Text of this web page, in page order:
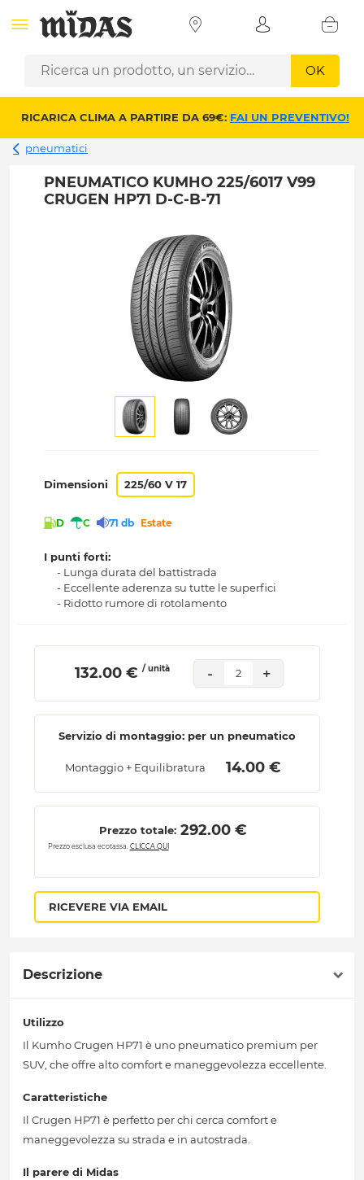
OK
RICARICA CLIMA A PARTIRE DA 69€: FAI UN PREVENTIVO!
pneumatici
PNEUMATICO KUMHO 225/6017 V99
CRUGEN HP71 D-C-B-71
Dimensioni 225/60 V 17
D C 71 db Estate
I punti forti:
- Lunga durata del battistrada
- Eccellente aderenza su tutte le superfici
- Ridotto rumore di rotolamento
132.00 € / unità - 2 +
Servizio di montaggio: per un pneumatico
Montaggio + Equilibratura 14.00 €
Prezzo totale: 292.00 €
Prezzo esclusa ecotassa. CLICCA QUI
RICEVERE VIA EMAIL
Descrizione
Utilizzo
Il Kumho Crugen HP71 è uno pneumatico premium per
SUV, che offre alto comfort e maneggevolezza eccellente.
Caratteristiche
Il Crugen HP71 è perfetto per chi cerca comfort e
maneggevolezza su strada e in autostrada.
Il parere di Midas